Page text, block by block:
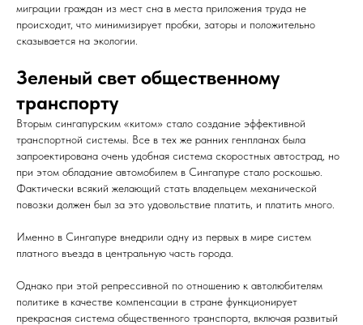
миграции граждан из мест сна в места приложения труда не
происходит, что минимизирует пробки, заторы и положительно
сказывается на экологии.
Зеленый свет общественному
транспорту
Вторым сингапурским «китом» стало создание эффективной
транспортной системы. Все в тех же ранних генпланах была
запроектирована очень удобная система скоростных автострад, но
при этом обладание автомобилем в Сингапуре стало роскошью.
Фактически всякий желающий стать владельцем механической
повозки должен был за это удовольствие платить, и платить много.
Именно в Сингапуре внедрили одну из первых в мире систем
платного въезда в центральную часть города.
Однако при этой репрессивной по отношению к автолюбителям
политике в качестве компенсации в стране функционирует
прекрасная система общественного транспорта, включая развитый